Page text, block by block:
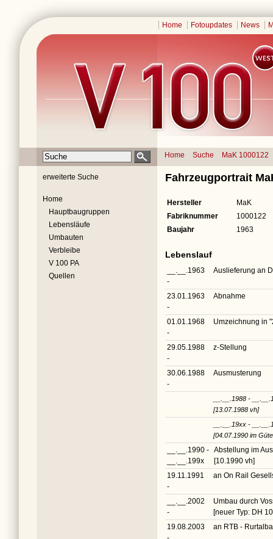
Home Fotoupdates News
Home Suche MaK 1000122
erweiterte Suche
Home
Hauptbaugruppen
Lebensläufe
Umbauten
Verbleibe
V 100 PA
Quellen
Fahrzeugportrait
Hersteller
MaK
Fabriknummer
1000122
Baujahr
1963
Lebenslauf
__.__.1963
-
Auslieferung an
23.01.1963
-
Abnahme
01.01.1968
-
Umzeichnung in
29.05.1988
-
z-Stellung
30.06.1988
-
Ausmusterung
__.__.1988 -
[13.07.1988 vh]
__.__.19xx -
[04.07.1990 im
__.__.1990 -
__.__.199x
Abstellung im
[10.1990 vh]
19.11.1991
-
an On Rail
__.__.2002
-
Umbau durch
[neuer Typ: DH
19.08.2003
an RTB -